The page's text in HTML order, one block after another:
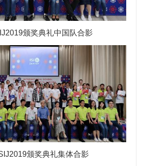
颁奖典礼中国队合影
颁奖典礼集体合影